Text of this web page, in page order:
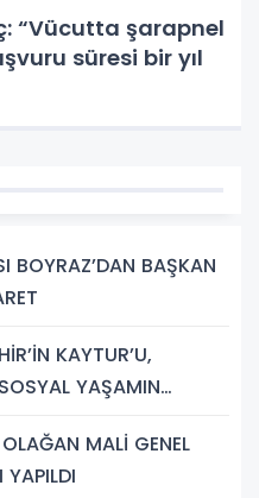
“Vücutta şarapnel
süresi bir yıl
BOYRAZ’DAN BAŞKAN
KAYTUR’U,
YAŞAMIN
MALİ GENEL
YAPILDI